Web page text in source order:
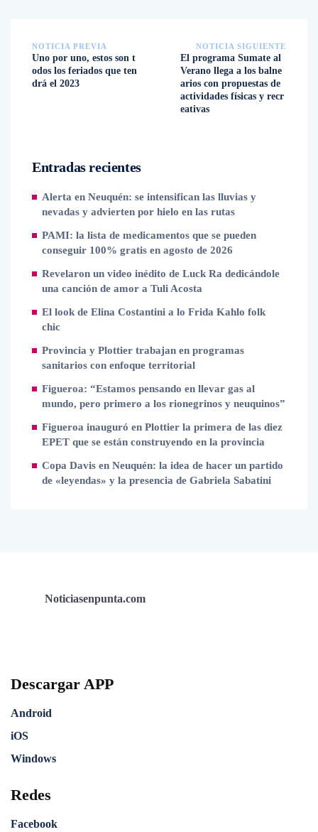
NOTICIA PREVIA
Uno por uno, estos son t
odos los feriados que ten
drá el 2023
NOTICIA SIGUIENTE
El programa Sumate al
Verano llega a los balne
arios con propuestas de
actividades físicas y recr
eativas
Entradas recientes
Alerta en Neuquén: se intensifican las lluvias y
nevadas y advierten por hielo en las rutas
PAMI: la lista de medicamentos que se pueden
conseguir 100% gratis en agosto de 2026
Revelaron un video inédito de Luck Ra dedicándole
una canción de amor a Tuli Acosta
El look de Elina Costantini a lo Frida Kahlo folk
chic
Provincia y Plottier trabajan en programas
sanitarios con enfoque territorial
Figueroa: “Estamos pensando en llevar gas al
mundo, pero primero a los rionegrinos y neuquinos”
Figueroa inauguró en Plottier la primera de las diez
EPET que se están construyendo en la provincia
Copa Davis en Neuquén: la idea de hacer un partido
de «leyendas» y la presencia de Gabriela Sabatini
Noticiasenpunta.com
Descargar APP
Android
iOS
Windows
Redes
Facebook